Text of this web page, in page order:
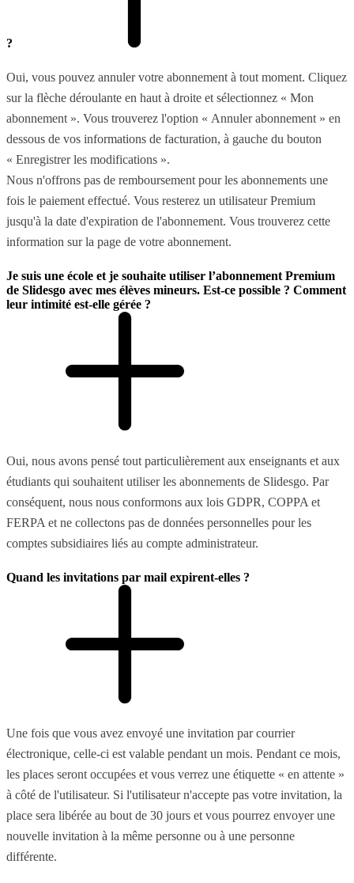
?
Oui, vous pouvez annuler votre abonnement à tout moment. Cliquez
sur la flèche déroulante en haut à droite et sélectionnez « Mon
abonnement ». Vous trouverez l'option « Annuler abonnement » en
dessous de vos informations de facturation, à gauche du bouton
« Enregistrer les modifications ».
Nous n'offrons pas de remboursement pour les abonnements une
fois le paiement effectué. Vous resterez un utilisateur Premium
jusqu'à la date d'expiration de l'abonnement. Vous trouverez cette
information sur la page de votre abonnement.
Je suis une école et je souhaite utiliser l’abonnement Premium
de Slidesgo avec mes élèves mineurs. Est-ce possible ? Comment
leur intimité est-elle gérée ?
Oui, nous avons pensé tout particulièrement aux enseignants et aux
étudiants qui souhaitent utiliser les abonnements de Slidesgo. Par
conséquent, nous nous conformons aux lois GDPR, COPPA et
FERPA et ne collectons pas de données personnelles pour les
comptes subsidiaires liés au compte administrateur.
Quand les invitations par mail expirent-elles ?
Une fois que vous avez envoyé une invitation par courrier
électronique, celle-ci est valable pendant un mois. Pendant ce mois,
les places seront occupées et vous verrez une étiquette « en attente »
à côté de l'utilisateur. Si l'utilisateur n'accepte pas votre invitation, la
place sera libérée au bout de 30 jours et vous pourrez envoyer une
nouvelle invitation à la même personne ou à une personne
différente.